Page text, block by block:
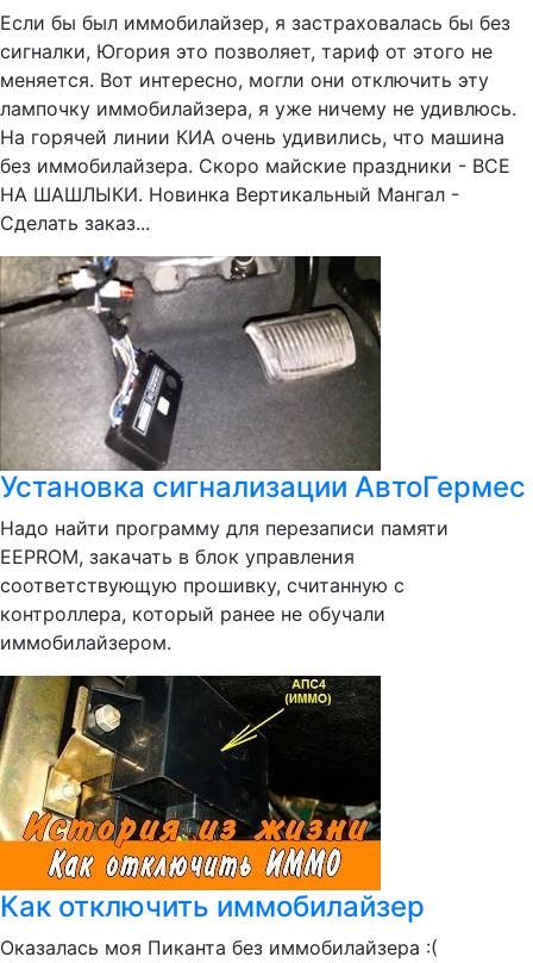
Если бы был иммобилайзер, я застраховалась бы без
сигналки, Югория это позволяет, тариф от этого не
меняется. Вот интересно, могли они отключить эту
лампочку иммобилайзера, я уже ничему не удивлюсь.
На горячей линии КИА очень удивились, что машина
без иммобилайзера. Скоро майские праздники - ВСЕ
НА ШАШЛЫКИ. Новинка Вертикальный Мангал -
Сделать заказ...
Установка сигнализации АвтоГермес
Надо найти программу для перезаписи памяти
EEPROM, закачать в блок управления
соответствующую прошивку, считанную с
контроллера, который ранее не обучали
иммобилайзером.
Как отключить иммобилайзер
Оказалась моя Пиканта без иммобилайзера :(